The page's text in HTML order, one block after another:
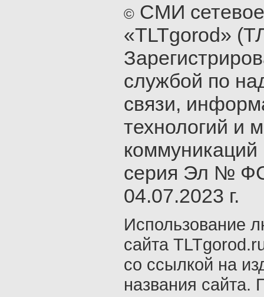
© СМИ
«TLTgorod»
службой по
связи,
технологий и
серия Эл №
04.07.2023 г.
Использование
сайта
со ссылкой на
названия сайта.